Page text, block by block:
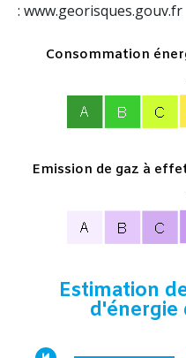
: www.georisques.gouv.fr
Consommation
Emission de gaz à
Estimation
d'énergie